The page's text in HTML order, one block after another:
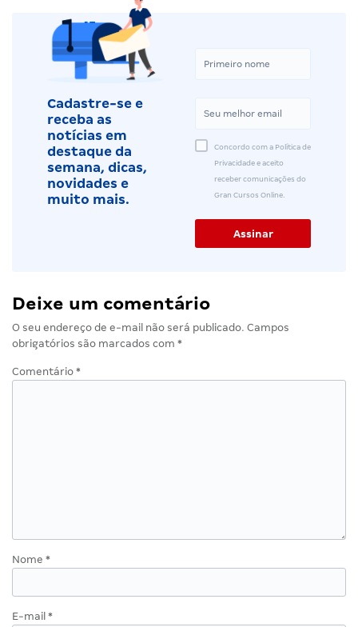
Cadastre-se e
receba as
notícias em
destaque da
semana, dicas,
novidades e
muito mais.
Concordo com a Política de
Privacidade e aceito
receber comunicações do
Gran Cursos Online.
Deixe um comentário
O seu endereço de e-mail não será publicado. Campos
obrigatórios são marcados com *
Comentário *
Nome *
E-mail *